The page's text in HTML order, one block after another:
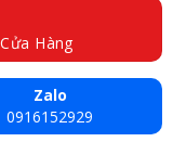
Hàng
Zalo
0916152929